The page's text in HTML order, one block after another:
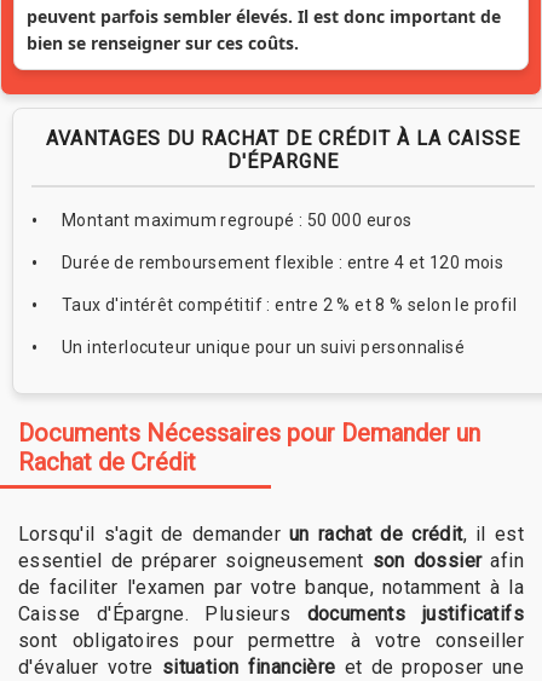
peuvent parfois sembler élevés. Il est donc important de
bien se renseigner sur ces coûts.
AVANTAGES DU RACHAT DE CRÉDIT À LA CAISSE
D'ÉPARGNE
Montant maximum regroupé : 50 000 euros
Durée de remboursement flexible : entre 4 et 120 mois
Taux d'intérêt compétitif : entre 2 % et 8 % selon le profil
Un interlocuteur unique pour un suivi personnalisé
Documents Nécessaires pour Demander un
Rachat de Crédit
Lorsqu'il s'agit de demanderun rachat de crédit, il est
essentiel de préparer soigneusement son dossierafin
de faciliter l'examen par votre banque, notamment à la
Caisse d'Épargne. Plusieurs documents justificatifs
sont obligatoires pour permettre à votre conseiller
d'évaluer votre situation financière et de proposer une